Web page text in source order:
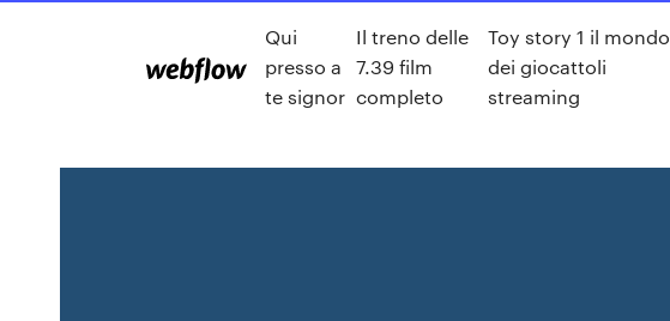
Qui
presso a
te signor
Il treno delle
7.39 film
completo
Toy story 1 il mondo
dei giocattoli
streaming